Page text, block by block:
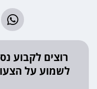
רוצים לקבוע
לשמוע על